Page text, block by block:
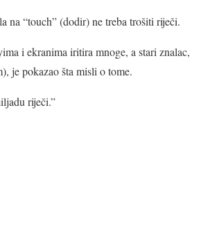
na “touch” (dodir) ne treba trošiti riječi.
i ekranima iritira mnoge, a stari znalac,
je pokazao šta misli o tome.
riječi.”